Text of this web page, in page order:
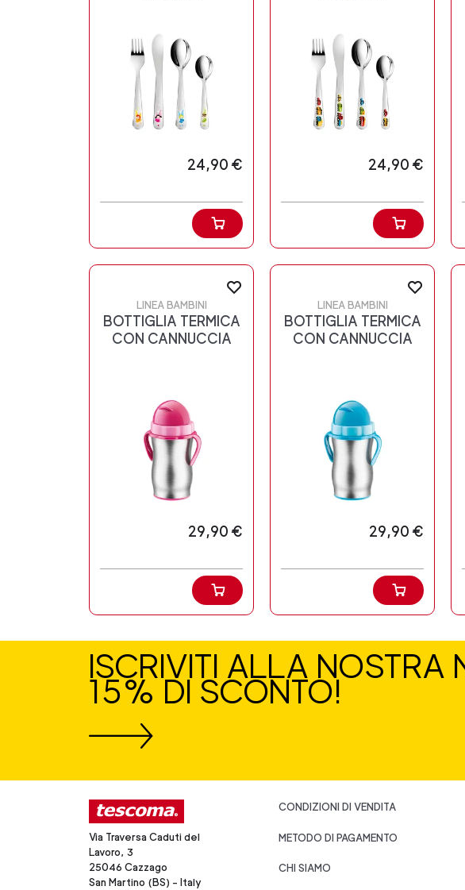
24,90 € 24,90 €
LINEA BAMBINI
BOTTIGLIA TERMICA
CON CANNUCCIA
29,90 €
LINEA BAMBINI
BOTTIGLIA TERMICA
CON CANNUCCIA
29,90 €
ISCRIVITI ALLA NOSTRA
15% DI SCONTO!
Via Traversa Caduti del
Lavoro, 3
25046 Cazzago
San Martino (BS) - Italy
CONDIZIONI DI VENDITA
METODO DI PAGAMENTO
CHI SIAMO